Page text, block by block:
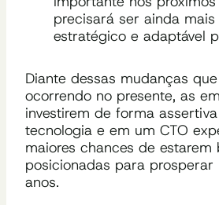
precisará ser ainda mais
estratégico e adaptável
Diante dessas mudanças
ocorrendo no presente, as
investirem de forma
tecnologia e em um CTO
maiores chances de
posicionadas para prosperar
anos.